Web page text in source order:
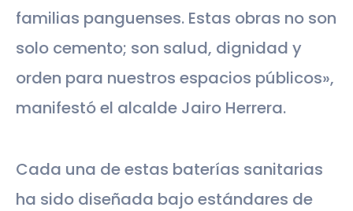
familias panguenses. Estas obras no son
solo cemento; son salud, dignidad y
orden para nuestros espacios públicos»,
manifestó el alcalde Jairo Herrera.
Cada una de estas baterías sanitarias
ha sido diseñada bajo estándares de